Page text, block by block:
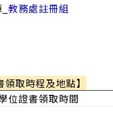
_教務處註冊組
領取時程及地點】
位證書領取時間